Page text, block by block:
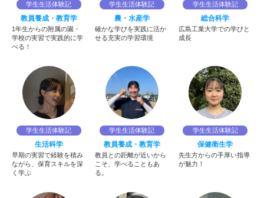
学生生活体験記
教員養成・教育学
1年生からの附属の園・
学校の実習で実践的に学
べる！
学生生活体験記
農・水産学
確かな学びを実践に活か
せる充実の学習環境
学生生活体験記
総合科学
広島工業大学での学びと
成長
学生生活体験記
生活科学
早期の実習で経験を積み
ながら、保育スキルを深
く学ぶ
学生生活体験記
教員養成・教育学
教員との距離が近いから
こそ、学べることもあ
る。
学生生活体験記
保健衛生学
先生方からの手厚い指導
が魅力！